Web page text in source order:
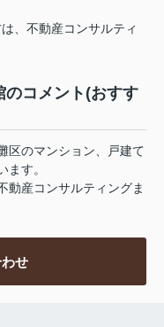
、不動産コンサルティ
のコメント(おすす
区のマンション、戸建て
す。
動産コンサルティングま
せ